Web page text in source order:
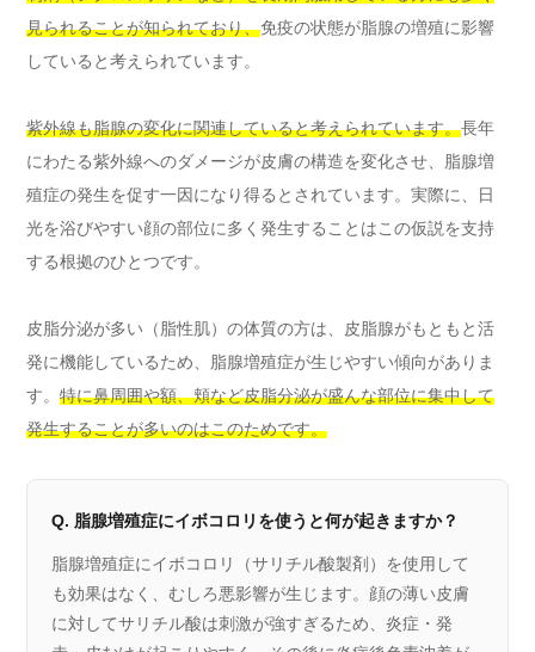
見られることが知られており、免疫の状態が脂腺の増殖に影響
していると考えられています。
紫外線も脂腺の変化に関連していると考えられています。長年
にわたる紫外線へのダメージが皮膚の構造を変化させ、脂腺増
殖症の発生を促す一因になり得るとされています。実際に、日
光を浴びやすい顔の部位に多く発生することはこの仮説を支持
する根拠のひとつです。
皮脂分泌が多い（脂性肌）の体質の方は、皮脂腺がもともと活
発に機能しているため、脂腺増殖症が生じやすい傾向がありま
す。 特に鼻周囲や額、頬など皮脂分泌が盛んな部位に集中して
発生することが多いのはこのためです。
Q. 脂腺増殖症にイボコロリを使うと何が起きますか？
脂腺増殖症にイボコロリ（サリチル酸製剤）を使用して
も効果はなく、むしろ悪影響が生じます。顔の薄い皮膚
に対してサリチル酸は刺激が強すぎるため、炎症・発